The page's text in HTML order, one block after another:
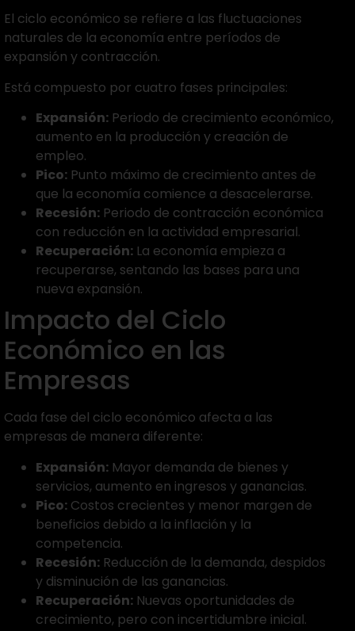
El ciclo económico se refiere a las fluctuaciones
naturales de la economía entre períodos de
expansión y contracción.
Está compuesto por cuatro fases principales:
Expansión: Periodo de crecimiento económico,
aumento en la producción y creación de
empleo.
Pico: Punto máximo de crecimiento antes de
que la economía comience a desacelerarse.
Recesión: Periodo de contracción económica
con reducción en la actividad empresarial.
Recuperación: La economía empieza a
recuperarse, sentando las bases para una
nueva expansión.
Impacto del Ciclo
Económico en las
Empresas
Cada fase del ciclo económico afecta a las
empresas de manera diferente:
Expansión: Mayor demanda de bienes y
servicios, aumento en ingresos y ganancias.
Pico: Costos crecientes y menor margen de
beneficios debido a la inflación y la
competencia.
Recesión: Reducción de la demanda, despidos
y disminución de las ganancias.
Recuperación: Nuevas oportunidades de
crecimiento, pero con incertidumbre inicial.